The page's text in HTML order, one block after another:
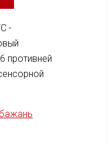
-
противней